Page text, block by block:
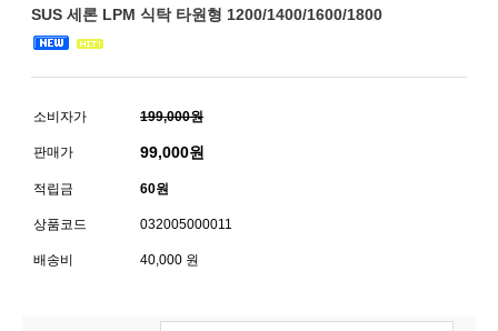
SUS 세론 LPM 식탁 타원형 1200/1400/1600/1800
소비자가 199,000원
판매가 99,000원
적립금 60원
상품코드 032005000011
배송비 40,000 원